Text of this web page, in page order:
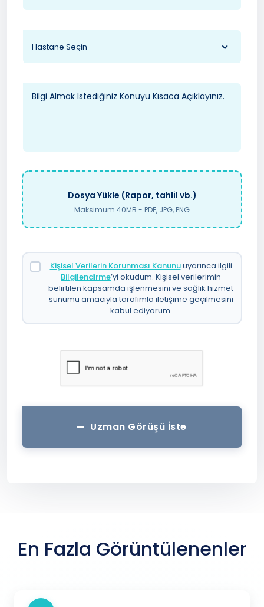
Hastane Seçin
Dosya Yükle (Rapor, tahlil vb.)
Maksimum 40MB - PDF, JPG, PNG
Kişisel Verilerin Korunması Kanunuuyarınca ilgili
Bilgilendirme’yi okudum. Kişisel verilerimin
belirtilen kapsamda işlenmesini ve sağlık hizmet
sunumu amacıyla tarafımla iletişime geçilmesini
kabul ediyorum.
Uzman Görüşü İste
En Fazla Görüntülenenler